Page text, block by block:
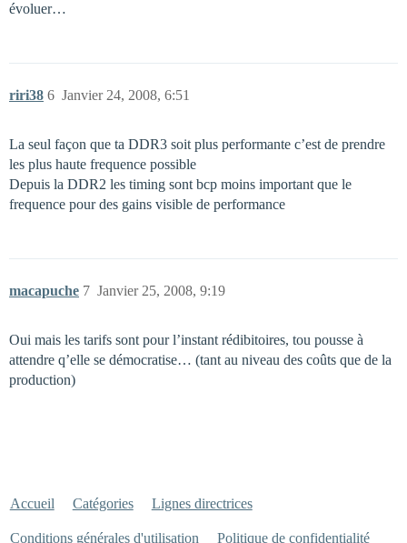
évoluer…
riri38 Janvier 24, 2008, 6:51
6
La seul façon que ta DDR3 soit plus performante c’est de prendre
les plus haute frequence possible
Depuis la DDR2 les timing sont bcp moins important que le
frequence pour des gains visible de performance
macapuche Janvier 25, 2008, 9:19
7
Oui mais les tarifs sont pour l’instant rédibitoires, tou pousse à
attendre q’elle se démocratise… (tant au niveau des coûts que de la
production)
Accueil Catégories Lignes directrices
Conditions générales d'utilisation Politique de confidentialité